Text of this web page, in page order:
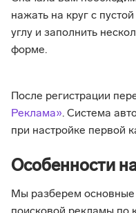
нажать на круг с
углу и заполнить
форме.
После регистрации
Реклама». Система
при настройке первой
Особенности
Мы разберем основные